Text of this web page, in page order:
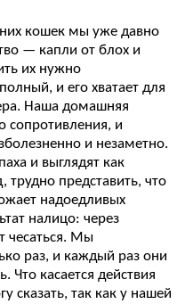
кошек мы уже давно
— капли от блох и
их нужно
и его хватает для
Наша домашняя
сопротивления, и
и незаметно.
и выглядят как
представить, что
надоедливых
налицо: через
чесаться. Мы
раз, и каждый раз они
Что касается действия
сказать, так как у нашей